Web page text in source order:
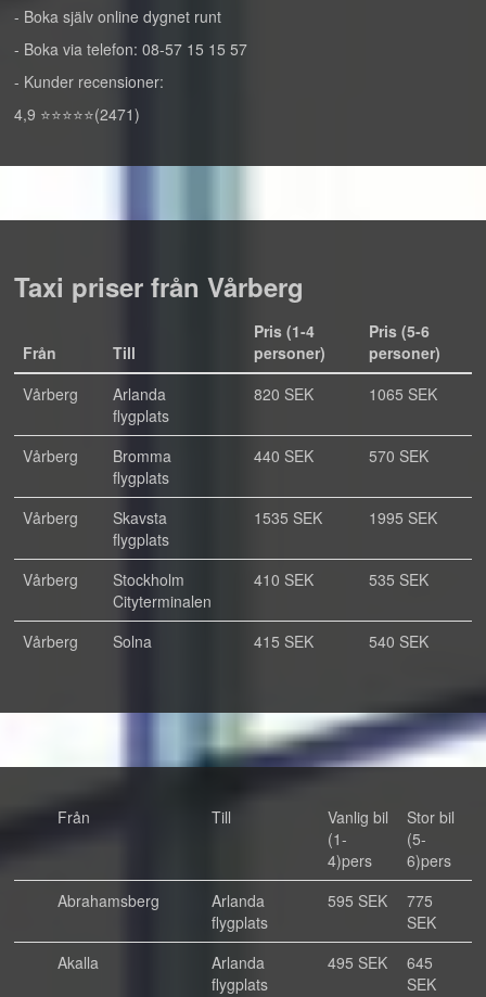
- Boka själv online dygnet runt
- Boka via telefon: 08-57 15 15 57
- Kunder recensioner:
4,9 ⭐⭐⭐⭐⭐(2471)
Taxi priser från Vårberg
Från Till
Pris (1-4
personer)
Pris (5-6
personer)
Vårberg
Arlanda
flygplats
820 SEK 1065 SEK
Vårberg
Bromma
flygplats
440 SEK 570 SEK
Vårberg
Skavsta
flygplats
1535 SEK 1995 SEK
Vårberg
Stockholm
Cityterminalen
410 SEK 535 SEK
Vårberg Solna 415 SEK 540 SEK
Från Till
Vanlig bil
(1-
4)pers
Stor bil
(5-
6)pers
Abrahamsberg
Arlanda
flygplats
595 SEK
775
SEK
Akalla
Arlanda
flygplats
495 SEK
645
SEK